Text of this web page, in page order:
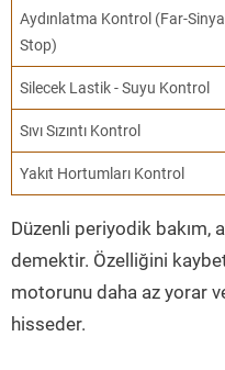
Aydınlatma Kontrol (Far-
Stop)
Silecek Lastik - Suyu Kontrol
Sıvı Sızıntı Kontrol
Yakıt Hortumları Kontrol
Düzenli periyodik bakım,
demektir. Özelliğini
motorunu daha az yorar
hisseder.